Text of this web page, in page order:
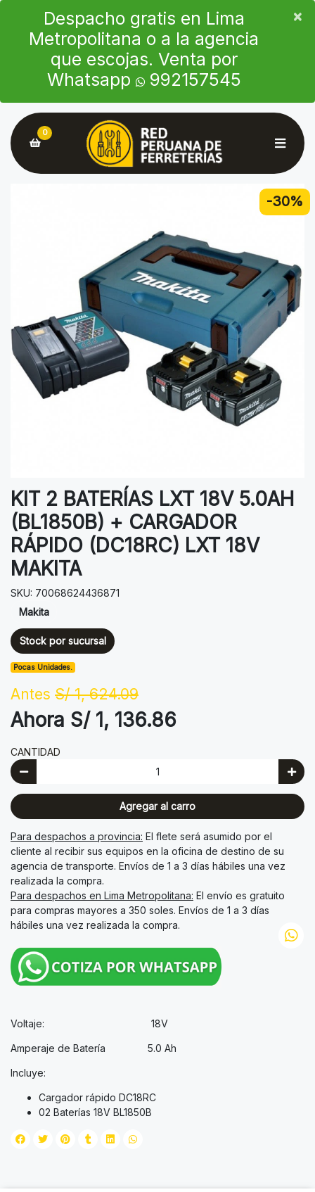
Despacho gratis en Lima
Metropolitana o a la agencia
que escojas. Venta por
Whatsapp
992157545
×
×
0
-30%
KIT 2 BATERÍAS LXT 18V 5.0AH
(BL1850B) + CARGADOR
RÁPIDO (DC18RC) LXT 18V
MAKITA
SKU: 70068624436871
Makita
Stock por sucursal
Pocas Unidades.
Antes S/ 1, 624.09
Ahora S/ 1, 136.86
CANTIDAD
Agregar al carro
Para despachos a provincia: El flete será asumido por el
cliente al recibir sus equipos en la oficina de destino de su
agencia de transporte. Envíos de 1 a 3 días hábiles una vez
realizada la compra.
Para despachos en Lima Metropolitana: El envío es gratuito
para compras mayores a 350 soles. Envíos de 1 a 3 días
hábiles una vez realizada la compra.
Voltaje: 18V
Amperaje de Batería 5.0 Ah
Incluye:
Cargador rápido DC18RC
02 Baterías 18V BL1850B